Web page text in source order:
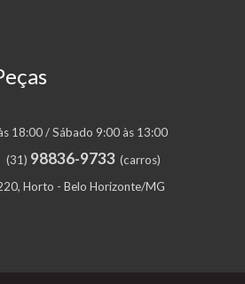
18:00 / Sábado 9:00 às 13:00
(31) 98836-9733 (carros)
Horto - Belo Horizonte/MG